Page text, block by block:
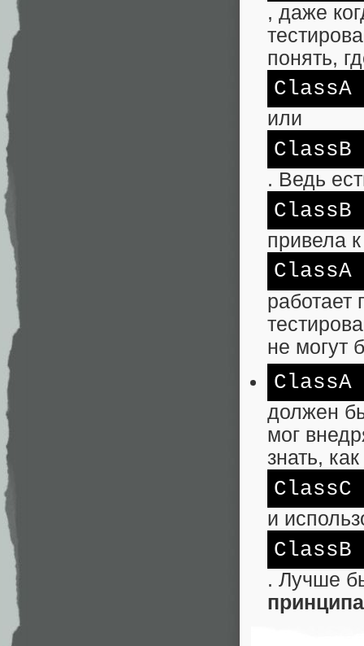
, даже
понять,
ClassA
или
ClassB
. Ведь
ClassB
привела
ClassA
работает
не могут
ClassA
должен
мог
знать,
ClassC
и
ClassB
. Лучше